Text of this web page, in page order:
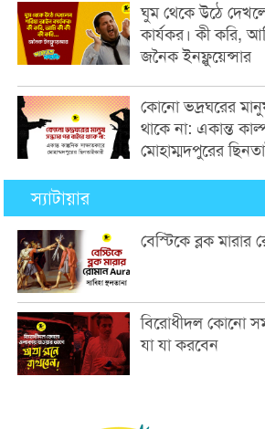
ঘুম থেকে উঠে
কার্যকর। কী করি,
জনৈক ইনফ্লুয়েন্সার
কোনো ভদ্রঘরের
থাকে না: একান্ত
মোহাম্মদপুরের
স্যাটায়ার
বেস্টিকে ব্লক
বিরোধীদল কোনো
যা যা করবেন